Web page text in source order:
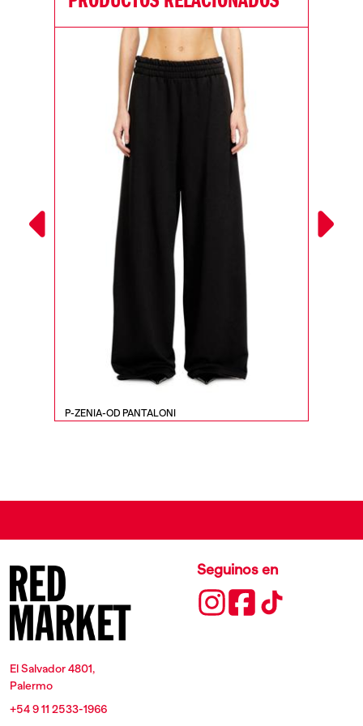
P-ZENIA-OD PANTALONI
El Salvador 4801,
Palermo
+54 9 11 2533-1966
Seguinos en